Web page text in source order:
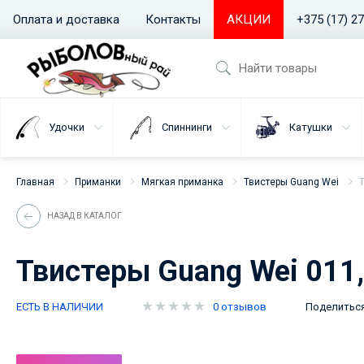
Оплата и доставка Контакты АКЦИИ +375 (17)
Удочки Спиннинги Катушки
Главная Приманки Мягкая приманка Твистеры Guang Wei
НАЗАД В КАТАЛОГ
Твистеры Guang Wei
ЕСТЬ В НАЛИЧИИ 0 отзывов